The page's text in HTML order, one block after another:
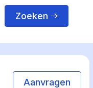
Zoeken
Aanvragen